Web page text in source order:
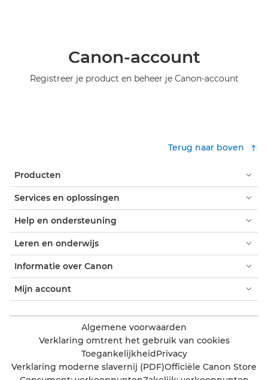
Canon-account
Registreer je product en beheer je Canon-account
Terug naar boven
Producten
Services en oplossingen
Help en ondersteuning
Leren en onderwijs
Informatie over Canon
Mijn account
Algemene voorwaarden
Verklaring omtrent het gebruik van cookies
ToegankelijkheidPrivacy
Verklaring moderne slavernij (PDF)Officiële Canon Store